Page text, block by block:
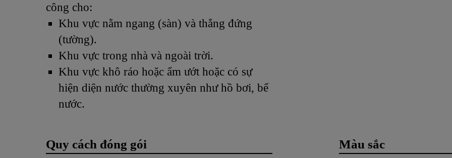
công cho:
Khu vực nằm ngang (sàn) và thẳng đứng
(tường).
Khu vực trong nhà và ngoài trời.
Khu vực khô ráo hoặc ẩm ướt hoặc có sự
hiện diện nước thường xuyên như hồ bơi, bể
nước.
Quy cách đóng gói Màu sắc